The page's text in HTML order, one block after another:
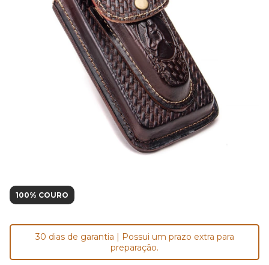
100% COURO
30 dias de garantia | Possui um prazo extra para
preparação.